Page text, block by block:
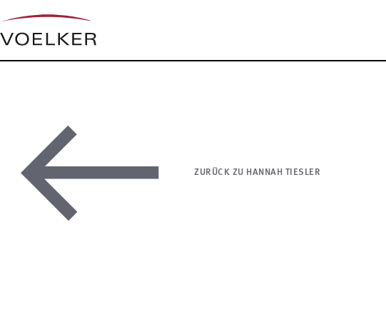
ZURÜCK ZU HANNAH TIESLER